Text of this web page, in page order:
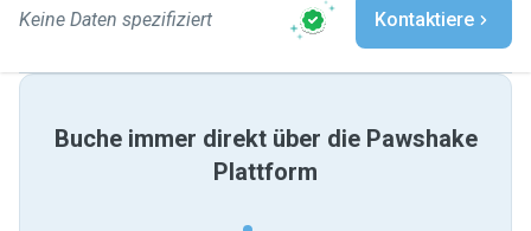
Keine Daten spezifiziert Kontaktiere
Buche immer direkt über die Pawshake
Plattform